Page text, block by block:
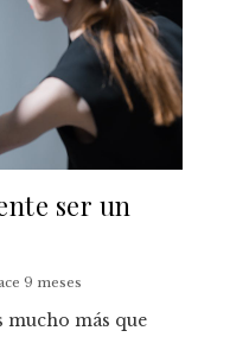
ser un
9 meses
mucho más que